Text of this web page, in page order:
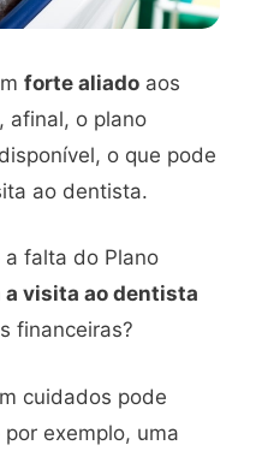
forte aliado aos
afinal, o plano
o que pode
ao dentista.
falta do Plano
a visita ao dentista
financeiras?
cuidados pode
exemplo, uma